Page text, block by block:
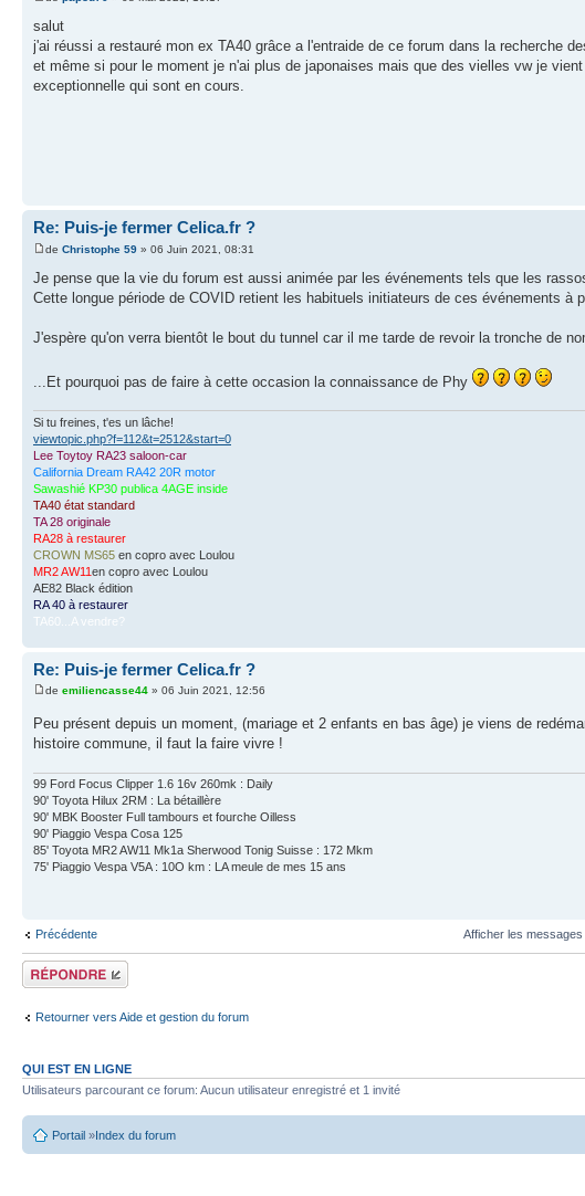
salut
j'ai réussi a restauré mon ex TA40 grâce a l'entraide de ce forum dans la recherche
et même si pour le moment je n'ai plus de japonaises mais que des vielles vw je
exceptionnelle qui sont en cours.
Re: Puis-je fermer Celica.fr ?
de Christophe 59 » 06 Juin 2021, 08:31
Je pense que la vie du forum est aussi animée par les événements tels que les
Cette longue période de COVID retient les habituels initiateurs de ces événements à
J'espère qu'on verra bientôt le bout du tunnel car il me tarde de revoir la tronche de
...Et pourquoi pas de faire à cette occasion la connaissance de Phy
Si tu freines, t'es un lâche!
viewtopic.php?f=112&t=2512&start=0
Lee Toytoy RA23 saloon-car
California Dream RA42 20R motor
Sawashié KP30 publica 4AGE inside
TA40 état standard
TA 28 originale
RA28 à restaurer
CROWN MS65 en copro avec Loulou
MR2 AW11en copro avec Loulou
AE82 Black édition
RA 40 à restaurer
TA60...A vendre?
Re: Puis-je fermer Celica.fr ?
de emiliencasse44 » 06 Juin 2021, 12:56
Peu présent depuis un moment, (mariage et 2 enfants en bas âge) je viens de
histoire commune, il faut la faire vivre !
99 Ford Focus Clipper 1.6 16v 260mk : Daily
90' Toyota Hilux 2RM : La bétaillère
90' MBK Booster Full tambours et fourche Oilless
90' Piaggio Vespa Cosa 125
85' Toyota MR2 AW11 Mk1a Sherwood Tonig Suisse : 172 Mkm
75' Piaggio Vespa V5A : 10O km : LA meule de mes 15 ans
Précédente Afficher les
Écrire un
commentaire
Retourner vers Aide et gestion du forum
QUI EST EN LIGNE
Utilisateurs parcourant ce forum: Aucun utilisateur enregistré et 1 invité
Portail »Index du forum